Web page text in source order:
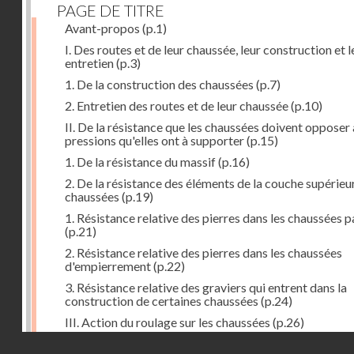
PAGE DE TITRE
Avant-propos (p.1)
I. Des routes et de leur chaussée, leur construction et
entretien(p.3)
1. De la construction des chaussées (p.7)
2. Entretien des routes et de leur chaussée(p.10)
II. De la résistance que les chaussées doivent opposer
pressions qu'elles ont à supporter(p.15)
1. De la résistance du massif(p.16)
2. De la résistance des éléments de la couche
chaussées (p.19)
1. Résistance relative des pierres dans les chaussées
(p.21)
2. Résistance relative des pierres dans les chaussées
d'empierrement(p.22)
3. Résistance relative des graviers qui entrent dans la
construction de certaines chaussées (p.24)
III. Action du roulage sur les chaussées (p.26)